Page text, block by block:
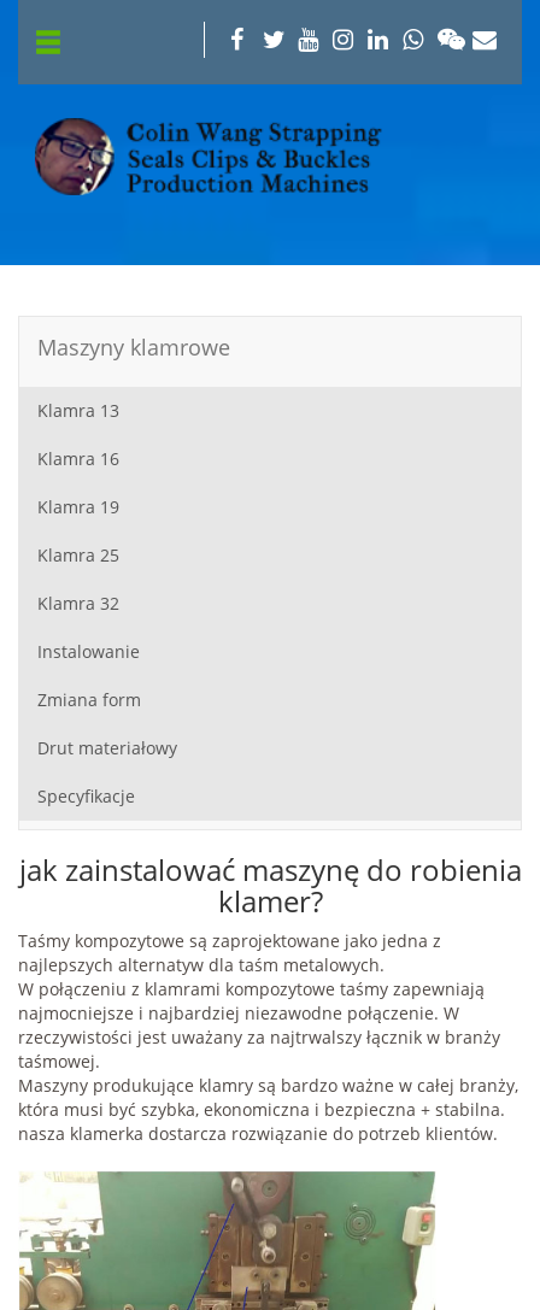
Maszyny klamrowe
Klamra 13
Klamra 16
Klamra 19
Klamra 25
Klamra 32
Instalowanie
Zmiana form
Drut materiałowy
Specyfikacje
jak zainstalować maszynę do robienia
klamer?
Taśmy kompozytowe są zaprojektowane jako jedna z
najlepszych alternatyw dla taśm metalowych.
W połączeniu z klamrami kompozytowe taśmy zapewniają
najmocniejsze i najbardziej niezawodne połączenie. W
rzeczywistości jest uważany za najtrwalszy łącznik w branży
taśmowej.
Maszyny produkujące klamry są bardzo ważne w całej branży,
która musi być szybka, ekonomiczna i bezpieczna + stabilna.
nasza klamerka dostarcza rozwiązanie do potrzeb klientów.